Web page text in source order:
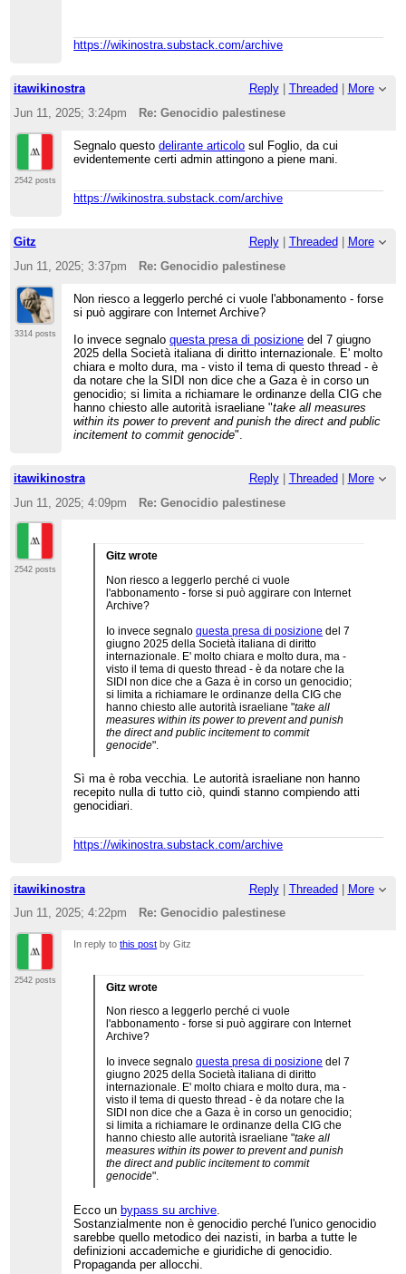
https://wikinostra.substack.com/archive
itawikinostra Reply| Threaded
More
Jun 11, 2025; 3:24pm
Re: Genocidio palestinese
2542 posts
Segnalo questodelirante articolo sul Foglio, da cui
evidentemente certi admin attingono a piene mani.
https://wikinostra.substack.com/archive
Gitz Reply| Threaded
More
Jun 11, 2025; 3:37pm
Re: Genocidio palestinese
3314 posts
Non riesco a leggerlo perché ci vuole l'abbonamento - forse
si può aggirare con Internet Archive?
Io invece segnaloquesta presa di posizione del 7 giugno
2025 della Società italiana di diritto internazionale. E' molto
chiara e molto dura, ma - visto il tema di questo thread - è
da notare che la SIDI non dice che a Gaza è in corso un
genocidio; si limita a richiamare le ordinanze della CIG che
hanno chiesto alle autorità israeliane "take all measures
within its power to prevent and punish the direct and public
incitement to commit genocide".
itawikinostra Reply| Threaded | More
Jun 11, 2025; 4:09pm
Re: Genocidio palestinese
2542 posts
Gitz wrote
Non riesco a leggerlo perché ci vuole
l'abbonamento - forse si può aggirare con Internet
Archive?
Io invece segnaloquesta presa di posizione del 7
giugno 2025 della Società italiana di diritto
internazionale. E' molto chiara e molto dura, ma -
visto il tema di questo thread - è da notare che la
SIDI non dice che a Gaza è in corso un genocidio;
si limita a richiamare le ordinanze della CIG che
hanno chiesto alle autorità israeliane "take all
measures within its power to prevent and punish
the direct and public incitement to commit
genocide".
Sì ma è roba vecchia. Le autorità israeliane non hanno
recepito nulla di tutto ciò, quindi stanno compiendo atti
genocidiari.
https://wikinostra.substack.com/archive
itawikinostra Reply| Threaded | More
Jun 11, 2025; 4:22pm
Re: Genocidio palestinese
2542 posts
In reply tothis post by Gitz
Gitz wrote
Non riesco a leggerlo perché ci vuole
l'abbonamento - forse si può aggirare con Internet
Archive?
Io invece segnaloquesta presa di posizione del 7
giugno 2025 della Società italiana di diritto
internazionale. E' molto chiara e molto dura, ma -
visto il tema di questo thread - è da notare che la
SIDI non dice che a Gaza è in corso un genocidio;
si limita a richiamare le ordinanze della CIG che
hanno chiesto alle autorità israeliane "take all
measures within its power to prevent and punish
the direct and public incitement to commit
genocide".
Ecco un bypass su archive.
Sostanzialmente non è genocidio perché l'unico genocidio
sarebbe quello metodico dei nazisti, in barba a tutte le
definizioni accademiche e giuridiche di genocidio.
Propaganda per allocchi.